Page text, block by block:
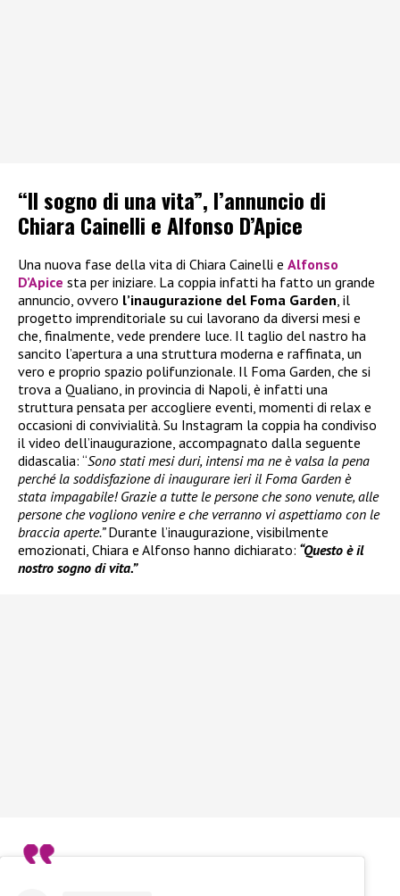
“Il sogno di una vita”, l’annuncio di
Chiara Cainelli e Alfonso D’Apice
Una nuova fase della vita di Chiara Cainelli e Alfonso
D’Apice sta per iniziare. La coppia infatti ha fatto un grande
annuncio, ovvero l’inaugurazione del Foma Garden , il
progetto imprenditoriale su cui lavorano da diversi mesi e
che, finalmente, vede prendere luce. Il taglio del nastro ha
sancito l’apertura a una struttura moderna e raffinata, un
vero e proprio spazio polifunzionale. Il Foma Garden, che si
trova a Qualiano, in provincia di Napoli, è infatti una
struttura pensata per accogliere eventi, momenti di relax e
occasioni di convivialità. Su Instagram la coppia ha condiviso
il video dell’inaugurazione, accompagnato dalla seguente
didascalia: “Sono stati mesi duri, intensi ma ne è valsa la pena
perché la soddisfazione di inaugurare ieri il Foma Garden è
stata impagabile! Grazie a tutte le persone che sono venute, alle
persone che vogliono venire e che verranno vi aspettiamo con le
braccia aperte.”Durante l’inaugurazione, visibilmente
emozionati, Chiara e Alfonso hanno dichiarato: “Questo è il
nostro sogno di vita.”